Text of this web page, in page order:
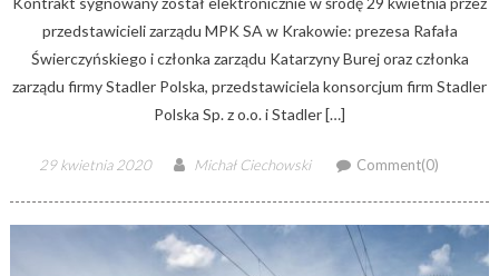
przedstawicieli zarządu MPK SA w Krakowie: prezesa Rafała
Świerczyńskiego i członka zarządu Katarzyny Burej oraz członka
zarządu firmy Stadler Polska, przedstawiciela konsorcjum firm Stadler
Polska Sp. z o.o. i Stadler […]
Posted
29 kwietnia 2020 Author
Michał Ciechowski Comment(0)